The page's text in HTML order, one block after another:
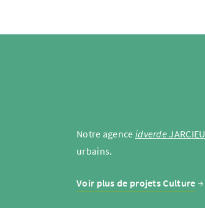
Notre agence idverde JARCIEU
urbains.
Voir plus de projets Culture